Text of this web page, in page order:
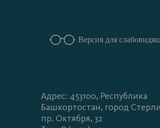
Версия для
Адрес: 453100, Республика
Башкортостан, город
пр. Октября, 32